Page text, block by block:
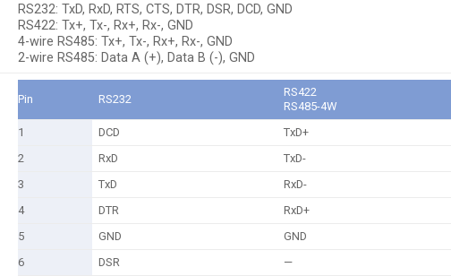
RS232: TxD, RxD, RTS, CTS, DTR, DSR, DCD, GND
RS422: Tx+, Tx-, Rx+, Rx-, GND
4-wire RS485: Tx+, Tx-, Rx+, Rx-, GND
2-wire RS485: Data A (+), Data B (-), GND
Pin RS232
RS422
RS485-4W
1 DCD TxD+
2
RxD TxD-
3
TxD RxD-
4
DTR RxD+
5
GND GND
6
DSR —